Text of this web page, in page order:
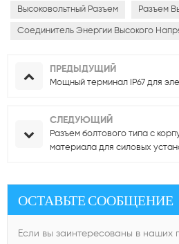
Высоковольтный Разъем Разъем
Соединитель Энергии Высокого
ПРЕДЫДУЩИЙ
Мощный терминал IP67 для
СЛЕДУЮЩИЙ
Разъем болтового типа с
материала для силовых
ОСТАВЬТЕ СООБЩЕНИЕ
Если вы заинтересованы в наших